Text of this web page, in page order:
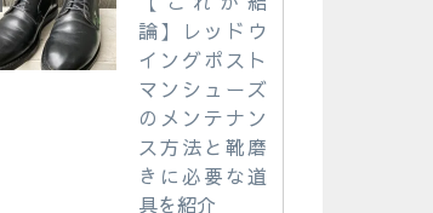
論】レッドウ
イングポスト
マンシューズ
のメンテナン
ス方法と靴磨
きに必要な道
具を紹介